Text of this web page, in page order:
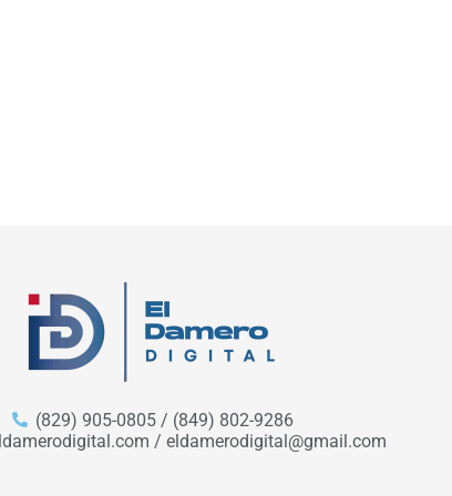
(829) 905-0805 / (849) 802-9286
/ eldamerodigital@gmail.com